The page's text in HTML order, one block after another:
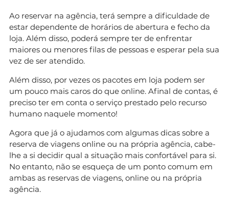
Ao reservar na agência, terá sempre a dificuldade de
estar dependente de horários de abertura e fecho da
loja. Além disso, poderá sempre ter de enfrentar
maiores ou menores filas de pessoas e esperar pela sua
vez de ser atendido.
Além disso, por vezes os pacotes em loja podem ser
um pouco mais caros do que online. Afinal de contas, é
preciso ter em conta o serviço prestado pelo recurso
humano naquele momento!
Agora que já o ajudamos com algumas dicas sobre a
reserva de viagens online ou na própria agência, cabe-
lhe a si decidir qual a situação mais confortável para si.
No entanto, não se esqueça de um ponto comum em
ambas as reservas de viagens, online ou na própria
agência.